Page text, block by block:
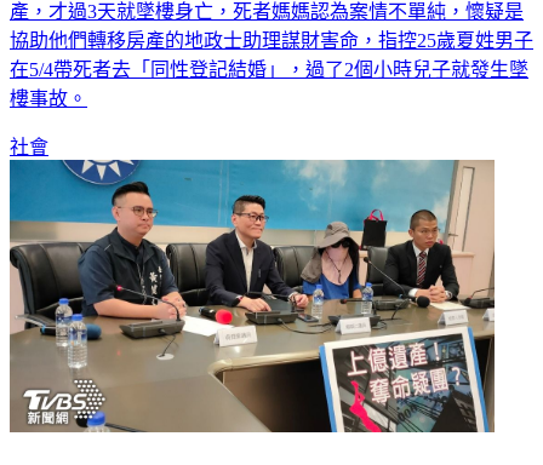
產，才過3天就墜樓身亡，死者媽媽認為案情不單純，懷疑是
協助他們轉移房產的地政士助理謀財害命，指控25歲夏姓男子
在5/4帶死者去「同性登記結婚」，過了2個小時兒子就發生墜
樓事故。
社會